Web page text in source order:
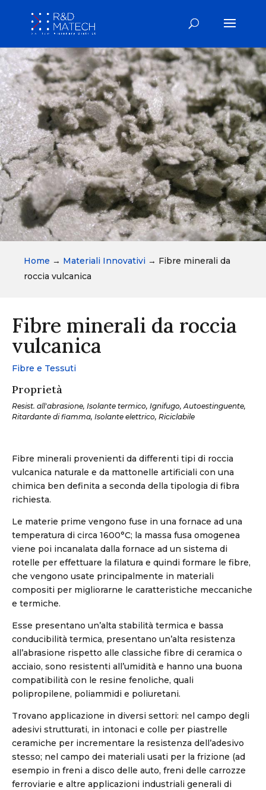
Home → Materiali Innovativi → Fibre minerali da
roccia vulcanica
Fibre minerali da roccia
vulcanica
Fibre e Tessuti
Proprietà
Resist. all'abrasione, Isolante termico, Ignifugo, Autoestinguente,
Ritardante di fiamma, Isolante elettrico, Riciclabile
Fibre minerali provenienti da differenti tipi di roccia
vulcanica naturale e da mattonelle artificiali con una
chimica ben definita a seconda della tipologia di fibra
richiesta.
Le materie prime vengono fuse in una fornace ad una
temperatura di circa 1600°C; la massa fusa omogenea
viene poi incanalata dalla fornace ad un sistema di
rotelle per effettuare la filatura e quindi formare le fibre,
che vengono usate principalmente in materiali
compositi per migliorarne le caratteristiche meccaniche
e termiche.
Esse presentano un’alta stabilità termica e bassa
conducibilità termica, presentano un’alta resistenza
all’abrasione rispetto alle classiche fibre di ceramica o
acciaio, sono resistenti all’umidità e hanno una buona
compatibilità con le resine fenoliche, quali
polipropilene, poliammidi e poliuretani.
Trovano applicazione in diversi settori: nel campo degli
adesivi strutturati, in intonaci e colle per piastrelle
ceramiche per incrementare la resistenza dell’adesivo
stesso; nel campo dei materiali usati per la frizione (ad
esempio in freni a disco delle auto, freni delle carrozze
ferroviarie e altre applicazioni industriali generali di